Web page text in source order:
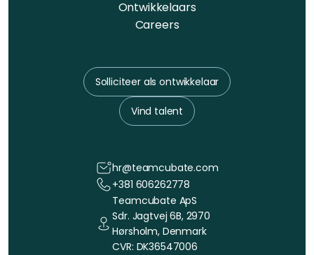
Ontwikkelaars
Careers
Solliciteer als ontwikkelaar
Vind talent
hr@teamcubate.com
+381 606262778
Teamcubate ApS
Sdr. Jagtvej 6B, 2970
Hørsholm, Denmark
CVR: DK36547006